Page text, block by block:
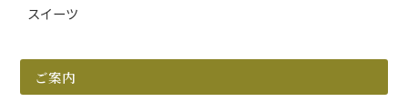
スイーツ
ご案内